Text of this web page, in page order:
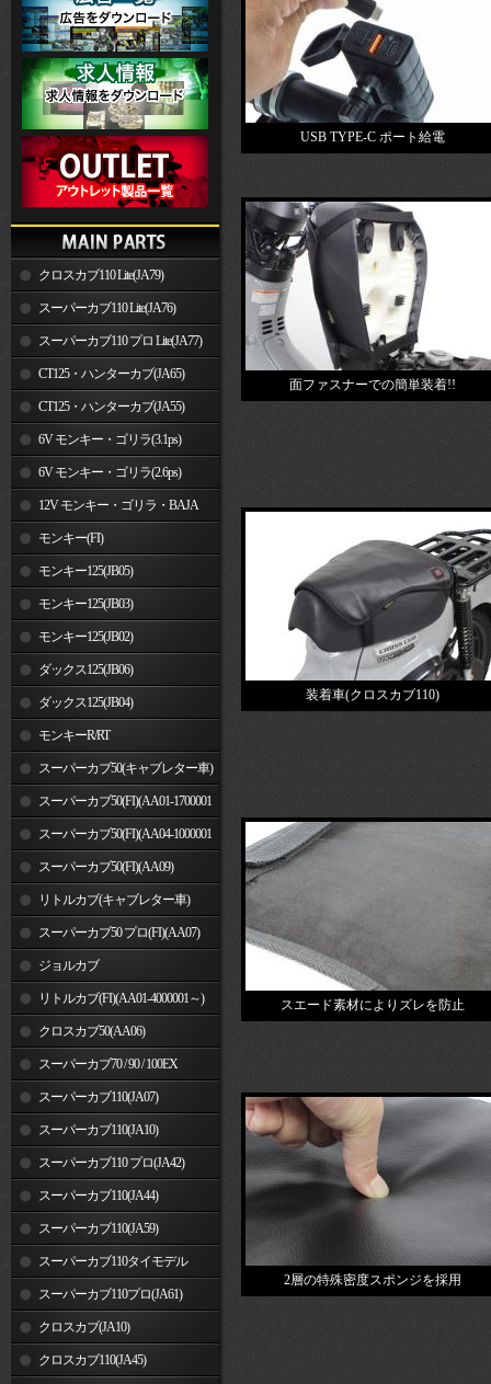
クロスカブ110 Lite(JA79)
スーパーカブ110 Lite(JA76)
スーパーカブ110 プロ Lite(JA77)
CT125・ハンターカブ(JA65)
CT125・ハンターカブ(JA55)
6V モンキー・ゴリラ(3.1ps)
6V モンキー・ゴリラ(2.6ps)
12V モンキー・ゴリラ・BAJA
モンキー(FI)
モンキー125(JB05)
モンキー125(JB03)
モンキー125(JB02)
ダックス125(JB06)
ダックス125(JB04)
モンキーR/RT
スーパーカブ50(キャブレター車)
スーパーカブ50(FI)(AA01-1700001
～) スーパーカブ50(FI)(AA04-1000001
～) スーパーカブ50(FI)(AA09)
リトルカブ(キャブレター車)
スーパーカブ50 プロ(FI)(AA07)
ジョルカブ
リトルカブ(FI)(AA01-4000001～)
クロスカブ50(AA06)
スーパーカブ70 / 90 / 100EX
スーパーカブ110(JA07)
スーパーカブ110(JA10)
スーパーカブ110 プロ(JA42)
スーパーカブ110(JA44)
スーパーカブ110(JA59)
スーパーカブ110タイモデル
(MLHJA56)
スーパーカブ110プロ(JA61)
クロスカブ(JA10)
クロスカブ110(JA45)
USB TYPE-C ポート給電
面ファスナーでの簡単装着!!
装着車(クロスカブ110)
スエード素材によりズレを防止
2層の特殊密度スポンジを採用